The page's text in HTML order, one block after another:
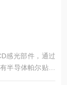
感光部件，通过
半导体帕尔贴超
透明、深色、粘